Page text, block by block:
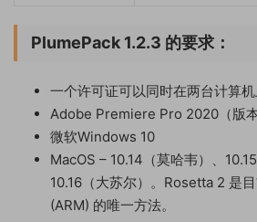
PlumePack 1.2.3 的要求：
一个许可证可以同时在两台计算
Adobe Premiere Pro 2020（版本
微软Windows 10
MacOS – 10.14（莫哈韦）、
10.16（大苏尔）。Rosetta 2 是
(ARM) 的唯一方法。